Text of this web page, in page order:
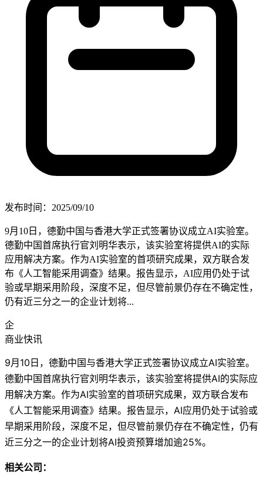
发布时间：2025/09/10
9月10日，德勤中国与香港大学正式签署协议成立AI实验室。
德勤中国首席执行官刘明华表示，该实验室将提供AI的实际
应用解决方案。作为AI实验室的首项研究成果，双方联合发
布《人工智能采用调查》结果。报告显示，AI应用仍处于试
验或早期采用阶段，深度不足，但尽管前景仍存在不确定性，
仍有近三分之一的企业计划将...
企
商业快讯
9月10日，德勤中国与香港大学正式签署协议成立AI实验室。
德勤中国首席执行官刘明华表示，该实验室将提供AI的实际应
用解决方案。作为AI实验室的首项研究成果，双方联合发布
《人工智能采用调查》结果。报告显示，AI应用仍处于试验或
早期采用阶段，深度不足，但尽管前景仍存在不确定性，仍有
近三分之一的企业计划将AI投资预算增加逾25%。
相关公司：